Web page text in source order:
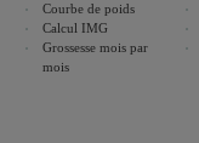
Courbe de poids
Calcul IMG
Grossesse mois par
mois